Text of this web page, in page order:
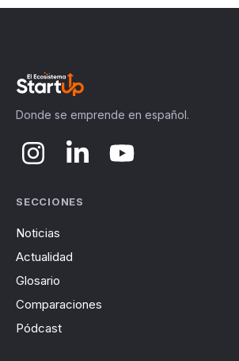
Donde se emprende en español.
SECCIONES
Noticias
Actualidad
Glosario
Comparaciones
Pódcast